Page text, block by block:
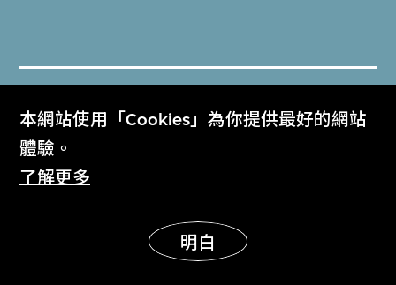
本網站使用「Cookies」為你提供最好的網站
體驗。
了解更多
明白
門票
Get Tickets
M+雜誌